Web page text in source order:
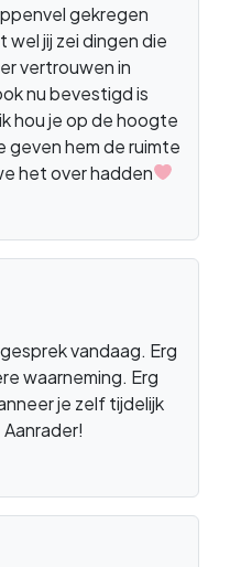
gekregen
jij zei dingen die
vertrouwen in
nu bevestigd is
hou je op de hoogte
geven hem de ruimte
het over hadden
vandaag. Erg
waarneming. Erg
je zelf tijdelijk